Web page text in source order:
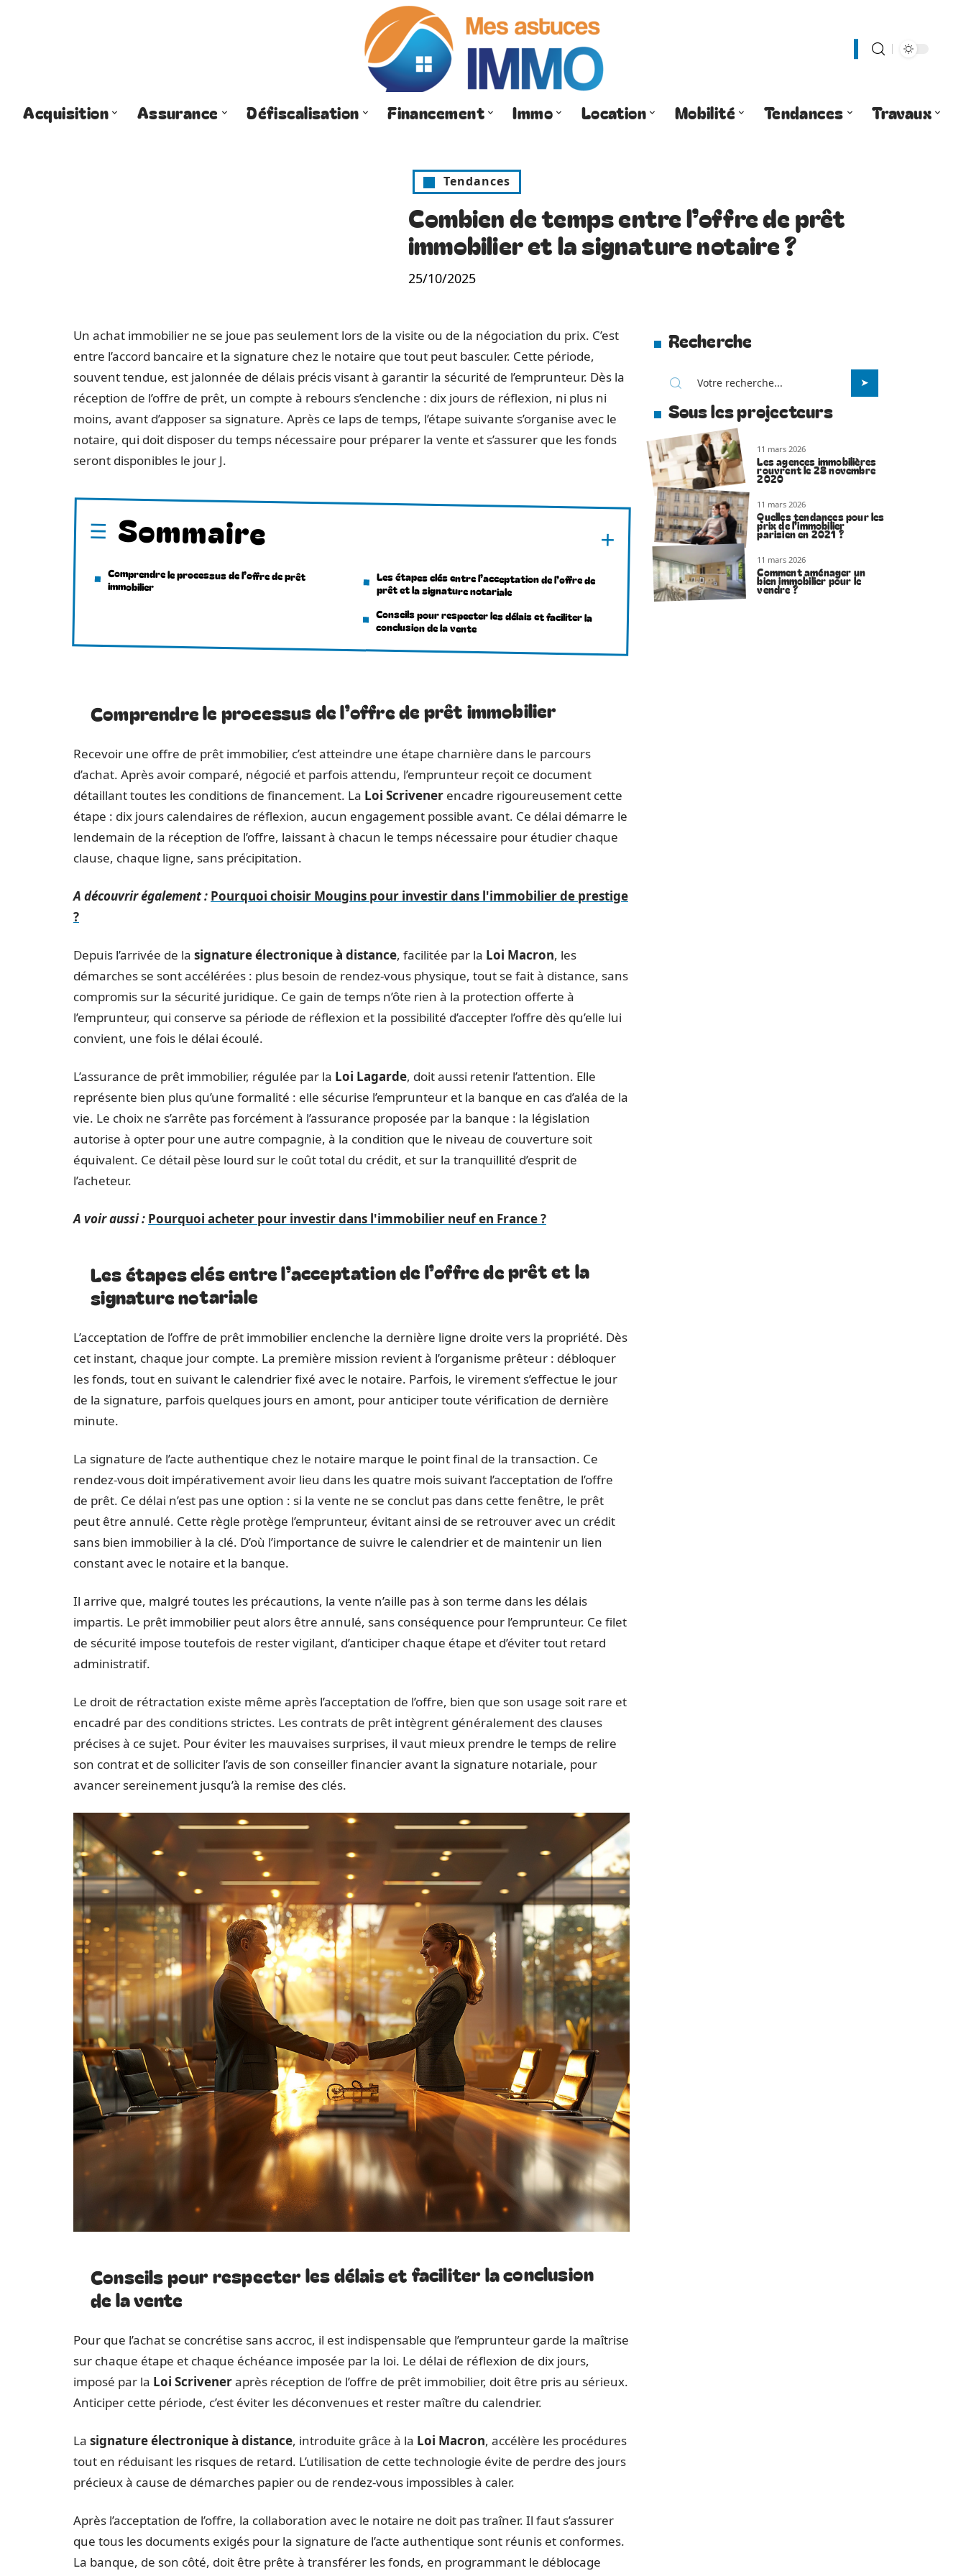
Acquisition Assurance Défiscalisation Financement Immo Location Mobilité Tendances Travaux
Tendances
Combien de temps entre l’offre de prêt
immobilier et la signature notaire ?
25/10/2025
Un achat immobilier ne se joue pas seulement lors de la visite ou de la négociation du prix. C’est
entre l’accord bancaire et la signature chez le notaire que tout peut basculer. Cette période,
souvent tendue, est jalonnée de délais précis visant à garantir la sécurité de l’emprunteur. Dès la
réception de l’offre de prêt, un compte à rebours s’enclenche : dix jours de réflexion, ni plus ni
moins, avant d’apposer sa signature. Après ce laps de temps, l’étape suivante s’organise avec le
notaire, qui doit disposer du temps nécessaire pour préparer la vente et s’assurer que les fonds
seront disponibles le jour J.
Sommaire
Comprendre le processus de l’offre de prêt
immobilier Les étapes clés entre l’acceptation de l’offre de
prêt et la signature notariale
Conseils pour respecter les délais et faciliter la
conclusion de la vente
Comprendre le processus de l’offre de prêt immobilier
Recevoir une offre de prêt immobilier, c’est atteindre une étape charnière dans le parcours
d’achat. Après avoir comparé, négocié et parfois attendu, l’emprunteur reçoit ce document
détaillant toutes les conditions de financement. La Loi Scrivener encadre rigoureusement cette
étape : dix jours calendaires de réflexion, aucun engagement possible avant. Ce délai démarre le
lendemain de la réception de l’offre, laissant à chacun le temps nécessaire pour étudier chaque
clause, chaque ligne, sans précipitation.
A découvrir également : Pourquoi choisir Mougins pour investir dans l'immobilier de prestige
?
Depuis l’arrivée de la signature électronique à distance, facilitée par la Loi Macron, les
démarches se sont accélérées : plus besoin de rendez-vous physique, tout se fait à distance, sans
compromis sur la sécurité juridique. Ce gain de temps n’ôte rien à la protection offerte à
l’emprunteur, qui conserve sa période de réflexion et la possibilité d’accepter l’offre dès qu’elle lui
convient, une fois le délai écoulé.
L’assurance de prêt immobilier, régulée par la Loi Lagarde, doit aussi retenir l’attention. Elle
représente bien plus qu’une formalité : elle sécurise l’emprunteur et la banque en cas d’aléa de la
vie. Le choix ne s’arrête pas forcément à l’assurance proposée par la banque : la législation
autorise à opter pour une autre compagnie, à la condition que le niveau de couverture soit
équivalent. Ce détail pèse lourd sur le coût total du crédit, et sur la tranquillité d’esprit de
l’acheteur.
A voir aussi : Pourquoi acheter pour investir dans l'immobilier neuf en France ?
Les étapes clés entre l’acceptation de l’offre de prêt et la
signature notariale
L’acceptation de l’offre de prêt immobilier enclenche la dernière ligne droite vers la propriété. Dès
cet instant, chaque jour compte. La première mission revient à l’organisme prêteur : débloquer
les fonds, tout en suivant le calendrier fixé avec le notaire. Parfois, le virement s’effectue le jour
de la signature, parfois quelques jours en amont, pour anticiper toute vérification de dernière
minute.
La signature de l’acte authentique chez le notaire marque le point final de la transaction. Ce
rendez-vous doit impérativement avoir lieu dans les quatre mois suivant l’acceptation de l’offre
de prêt. Ce délai n’est pas une option : si la vente ne se conclut pas dans cette fenêtre, le prêt
peut être annulé. Cette règle protège l’emprunteur, évitant ainsi de se retrouver avec un crédit
sans bien immobilier à la clé. D’où l’importance de suivre le calendrier et de maintenir un lien
constant avec le notaire et la banque.
Il arrive que, malgré toutes les précautions, la vente n’aille pas à son terme dans les délais
impartis. Le prêt immobilier peut alors être annulé, sans conséquence pour l’emprunteur. Ce filet
de sécurité impose toutefois de rester vigilant, d’anticiper chaque étape et d’éviter tout retard
administratif.
Le droit de rétractation existe même après l’acceptation de l’offre, bien que son usage soit rare et
encadré par des conditions strictes. Les contrats de prêt intègrent généralement des clauses
précises à ce sujet. Pour éviter les mauvaises surprises, il vaut mieux prendre le temps de relire
son contrat et de solliciter l’avis de son conseiller financier avant la signature notariale, pour
avancer sereinement jusqu’à la remise des clés.
Conseils pour respecter les délais et faciliter la conclusion
de la vente
Pour que l’achat se concrétise sans accroc, il est indispensable que l’emprunteur garde la maîtrise
sur chaque étape et chaque échéance imposée par la loi. Le délai de réflexion de dix jours,
imposé par la Loi Scriveneraprès réception de l’offre de prêt immobilier, doit être pris au sérieux.
Anticiper cette période, c’est éviter les déconvenues et rester maître du calendrier.
La signature électronique à distance, introduite grâce à la Loi Macron, accélère les procédures
tout en réduisant les risques de retard. L’utilisation de cette technologie évite de perdre des jours
précieux à cause de démarches papier ou de rendez-vous impossibles à caler.
Après l’acceptation de l’offre, la collaboration avec le notaire ne doit pas traîner. Il faut s’assurer
que tous les documents exigés pour la signature de l’acte authentique sont réunis et conformes.
La banque, de son côté, doit être prête à transférer les fonds, en programmant le déblocage
Recherche
Sous les projecteurs
11 mars 2026
Les agences immobilières
rouvrent le 28 novembre
2020
11 mars 2026
Quelles tendances pour les
prix de l’immobilier
parisien en 2021 ?
11 mars 2026
Comment aménager un
bien immobilier pour le
vendre ?